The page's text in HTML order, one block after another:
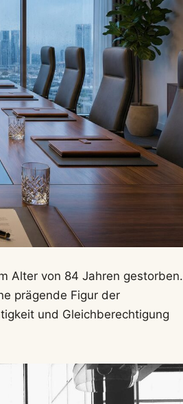
Alter von 84 Jahren gestorben.
prägende Figur der
und Gleichberechtigung